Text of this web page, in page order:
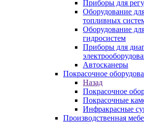
Приборы для
Оборудование
топливных
Оборудование
гидросистем
Приборы для
Автосканеры
Покрасочное
Назад
Покрасочное
Покрасочные
Инфракрасные
Производственная